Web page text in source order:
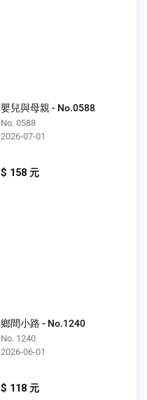
嬰兒與母親 - No.0588
No. 0588
2026-07-01
$ 158 元
鄉間小路 - No.1240
No. 1240
2026-06-01
$ 118 元